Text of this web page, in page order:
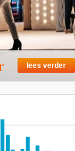
lees verder